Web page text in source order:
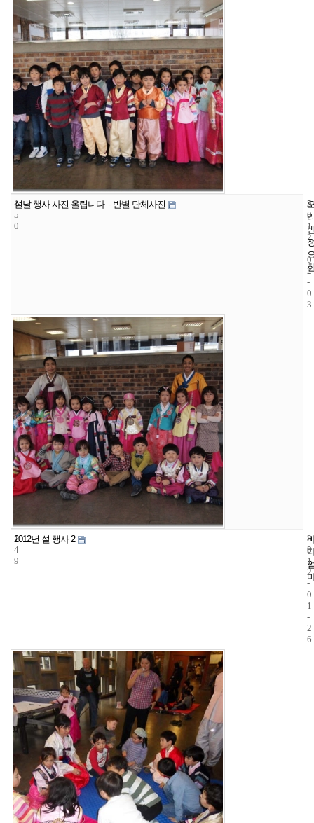
1
5
0
설날 행사 사진 올립니다. - 반별 단체사진
5
5
2
0
1
2
-
0
2
-
0
3
1
4
9
2012년 설 행사 2
8
3
2
0
1
2
-
0
1
-
2
6